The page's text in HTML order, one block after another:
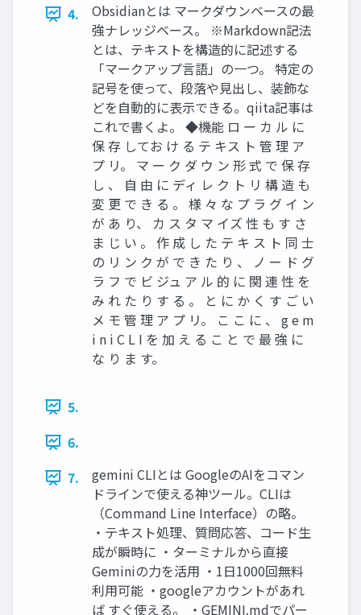
4.
Obsidianとは マークダウンベースの最
強ナレッジベース。 ※Markdown記法
とは、テキストを構造的に記述する
「マークアップ言語」の一つ。 特定の
記号を使って、段落や見出し、装飾な
どを自動的に表示できる。qiita記事は
これで書くよ。 ◆機能 ロ ー カ ル に
保 存 してお け る テ キス ト 管 理 ア
プ リ。 マ ー ク ダ ウ ン 形 式 で 保 存
し 、 自 由 に ディ レ ク ト リ 構 造 も
変 更 で き る 。 様 々 な プ ラ グ イ ン
が あ り、 カ ス タ マ イズ 性 も す さ
ま じ い 。 作 成 し た テ キ ス ト 同 士
の リ ン ク が で き た り 、 ノ ー ド グ
ラ フ で ビ ジュ ア ル 的 に 関 連 性 を
み れ た り す る 。 と に か く す ご い
メ モ 管 理 ア プ リ。 こ こ に 、 g e m
i n i C L I を 加 え る こ と で 最 強 に
な り ま す。
5.
6.
7.
gemini CLIとは GoogleのAIをコマン
ドラインで使える神ツール。CLIは
（Command Line Interface）の略。
・テキスト処理、質問応答、コード生
成が瞬時に ・ターミナルから直接
Geminiの力を活用 ・1日1000回無料
利用可能 ・googleアカウントがあれ
ば すぐ使える。 ・GEMINI.mdでパー